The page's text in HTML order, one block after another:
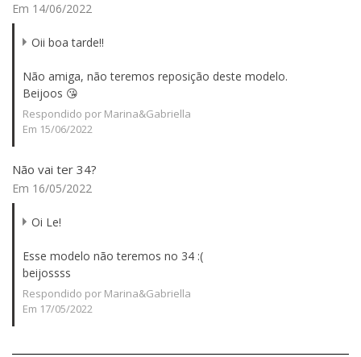
Em 14/06/2022
Oii boa tarde!!
Não amiga, não teremos reposição deste modelo.
Beijoos 😘
Respondido por Marina&Gabriella
Em 15/06/2022
Não vai ter 34?
Em 16/05/2022
Oi Le!
Esse modelo não teremos no 34 :(
beijossss
Respondido por Marina&Gabriella
Em 17/05/2022